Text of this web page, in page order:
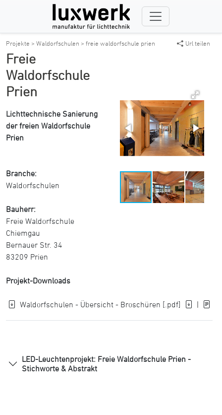
Projekte > Waldorfschulen > freie waldorfschule prien Url teilen
Freie
Waldorfschule
Prien
Lichttechnische Sanierung
der freien Waldorfschule
Prien
Branche:
Waldorfschulen
Bauherr:
Freie Waldorfschule
Chiemgau
Bernauer Str. 34
83209 Prien
Projekt-Downloads
Waldorfschulen - Übersicht - Broschüren [.pdf] |
LED-Leuchtenprojekt: Freie Waldorfschule Prien -
Stichworte & Abstrakt